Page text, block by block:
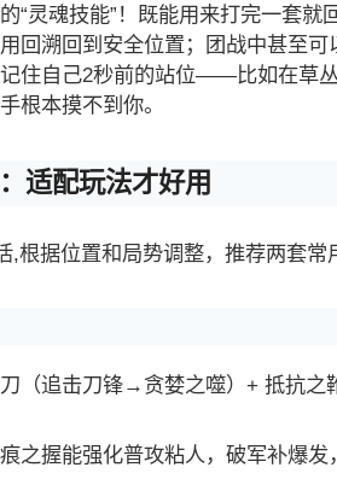
“灵魂技能”！既能用来打完一套
回溯回到安全位置；团战中甚至可
住自己2秒前的站位——比如在草
根本摸不到你。
适配玩法才好用
,根据位置和局势调整，推荐两套常
（追击刀锋→贪婪之噬）+ 抵抗之
之握能强化普攻粘人，破军补爆发